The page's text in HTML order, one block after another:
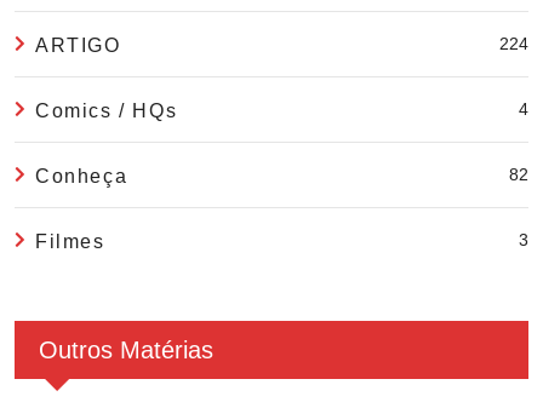
ARTIGO 224
Comics / HQs 4
Conheça 82
Filmes 3
Outros Matérias